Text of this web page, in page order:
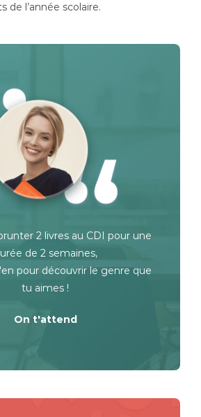
de l’année scolaire.
2 livres au CDI pour une
de 2 semaines,
pour découvrir le genre que
tu aimes !
On t'attend